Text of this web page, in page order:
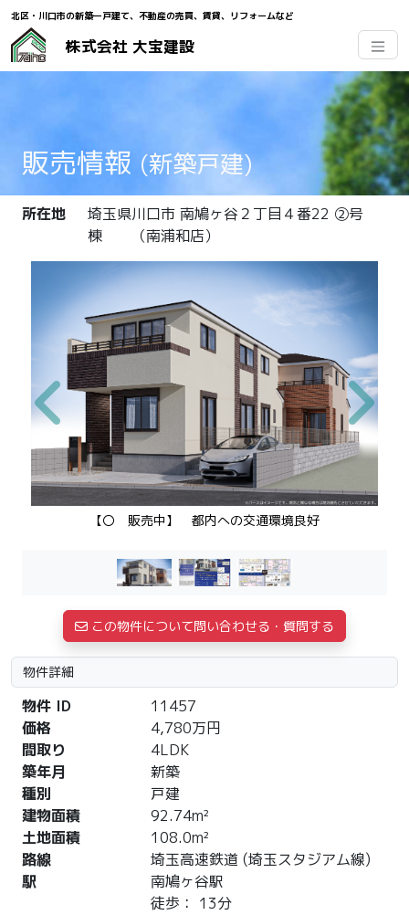
北区・川口市の新築一戸建て、不動産の売買、賃貸、 リフォームなど
株式会社 大宝建設
販売情報 (新築戸建)
所在地
埼玉県川口市 南鳩ヶ谷２丁目４番22 ②号
棟 （南浦和店）
【〇 販売中】 都内への交通環境良好
Previous Next
この物件について問い合わせる・質問する
物件詳細
物件 ID
11457
価格
4,780万円
間取り
4LDK
築年月
新築
種別
戸建
建物面積
92.74m²
土地面積
108.0m²
路線
埼玉高速鉄道 (埼玉スタジアム線)
駅
南鳩ヶ谷駅
徒歩： 13分